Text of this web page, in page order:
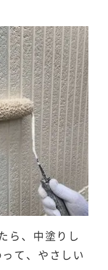
ら、中塗りし
て、やさしい